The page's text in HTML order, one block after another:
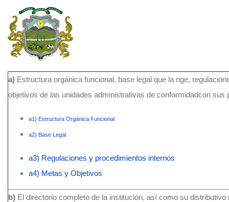
a) Estructura orgánica funcional, base legal que la rige,
objetivos de las unidades administrativas de conformidadcon sus
a1) Estructura Orgánica Funcional
a2) Base Legal
a3) Regulaciones y procedimientos internos
a4) Metas y Objetivos
b) El directorio completo de la institución, así como su distributivo